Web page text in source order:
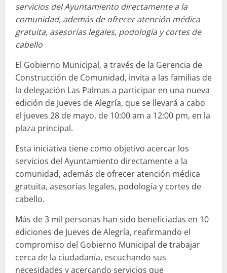
servicios del Ayuntamiento directamente a la
comunidad, además de ofrecer atención médica
gratuita, asesorías legales, podología y cortes de
cabello
El Gobierno Municipal, a través de la Gerencia de
Construcción de Comunidad, invita a las familias de
la delegación Las Palmas a participar en una nueva
edición de Jueves de Alegría, que se llevará a cabo
el jueves 28 de mayo, de 10:00 am a 12:00 pm, en la
plaza principal.
Esta iniciativa tiene como objetivo acercar los
servicios del Ayuntamiento directamente a la
comunidad, además de ofrecer atención médica
gratuita, asesorías legales, podología y cortes de
cabello.
Más de 3 mil personas han sido beneficiadas en 10
ediciones de Jueves de Alegría, reafirmando el
compromiso del Gobierno Municipal de trabajar
cerca de la ciudadanía, escuchando sus
necesidades y acercando servicios que